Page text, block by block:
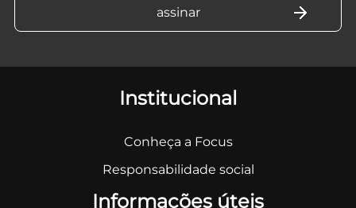
Institucional
Conheça a Focus
Responsabilidade social
Informações úteis